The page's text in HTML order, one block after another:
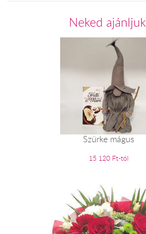
Neked
Szürke mágus
15 120 Ft-tól